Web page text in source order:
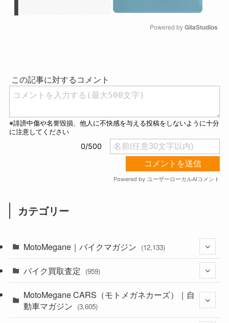
Powered by GliaStudios
カテゴリー
MotoMegane｜バイクマガジン (12,133)
(44)
(1,242)
バイク買取査定 (959)
(352)
(1)
MotoMegane CARS（モトメガネカーズ）｜自
動車マガジン (3,605)